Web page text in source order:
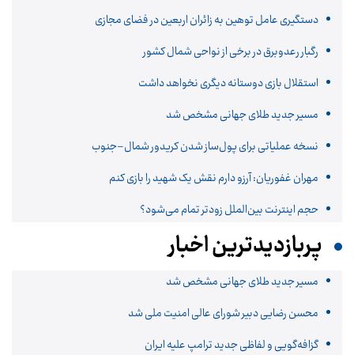
دستگیری عامل توهین به زائران اربعین در فضای مجازی
رگبار رعدوبرق در برخی از نواحی شمال کشور
استقلال بازی دوستانه دیگری نخواهد داشت
مسیر جدید طلای جهانی مشخص شد
نسخه عملیاتی برای پول‌ساز شدن کریدور شمال–جنوب
مهران غفوریان: آرزو دارم نقش یک شهید را بازی کنم
حجم اینترنت بین‌الملل زودتر تمام می‌شود؟
پربازدیدترین اخبار
مسیر جدید طلای جهانی مشخص شد
محسن رضایی دبیر شورای عالی امنیت ملی شد
گزافه‌گویی و لفاظی جدید ترامپ علیه ایران